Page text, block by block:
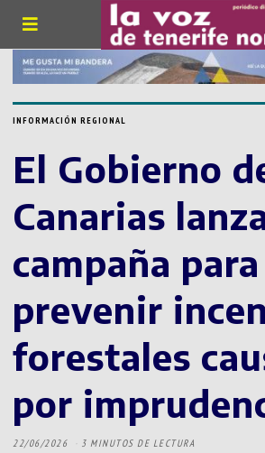
INFORMACIÓN REGIONAL
El Gobierno
Canarias
campaña para
prevenir
forestales
por
22/06/2026 3 MINUTOS DE LECTURA